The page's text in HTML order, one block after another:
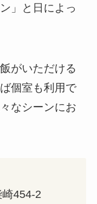
」と日によっ
がいただける
個室も利用で
なシーンにお
454-2